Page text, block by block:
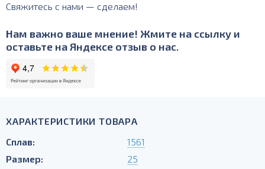
Свяжитесь с нами — сделаем!
Нам важно ваше мнение! Жмите на ссылку и
оставьте на Яндексе отзыв о нас.
ХАРАКТЕРИСТИКИ ТОВАРА
Сплав:
1561
Размер:
25